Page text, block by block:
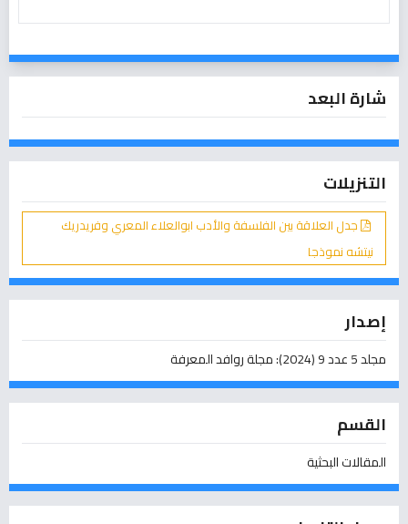
شارة البعد
التنزيلات
جدل العلاقة بين الفلسفة والأدب ابوالعلاء المعري وفريدريك
نيتشه نموذجا
إصدار
مجلد 5 عدد 9 (2024): مجلة روافد المعرفة
القسم
المقالات البحثية